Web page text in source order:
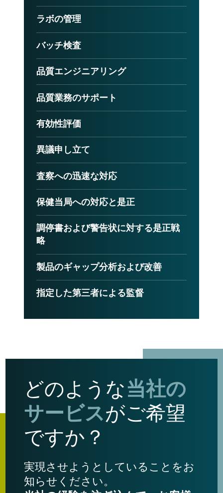
ラボの管理
バッチ検査
品質エンジニアリング
品質業務のサポート
有効性評価
異議申し立て
査察への迅速な対応
保健当局への対応と是正
調停書および警告状に対する是正戦
略
製品のギャップ分析および改善
指定した第三者による監督
どのような当社の
サービスがご希望
ですか？
実現させようとしていることをお
知らせください。